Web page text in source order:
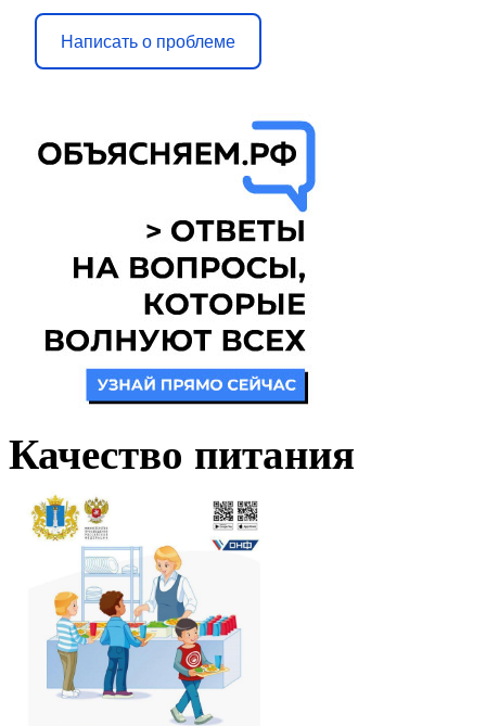
Написать о проблеме
Качество питания